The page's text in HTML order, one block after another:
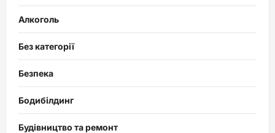
Алкоголь
Без категорії
Безпека
Бодибілдинг
Будівництво та ремонт